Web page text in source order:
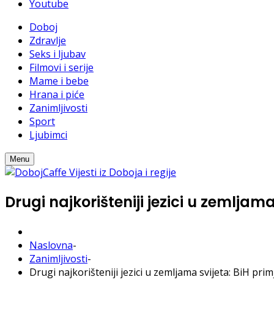
Youtube
Doboj
Zdravlje
Seks i ljubav
Filmovi i serije
Mame i bebe
Hrana i piće
Zanimljivosti
Sport
Ljubimci
Menu
Drugi najkorišteniji jezici u
Naslovna-
Zanimljivosti-
Drugi najkorišteniji jezici u zemljama svijeta: BiH